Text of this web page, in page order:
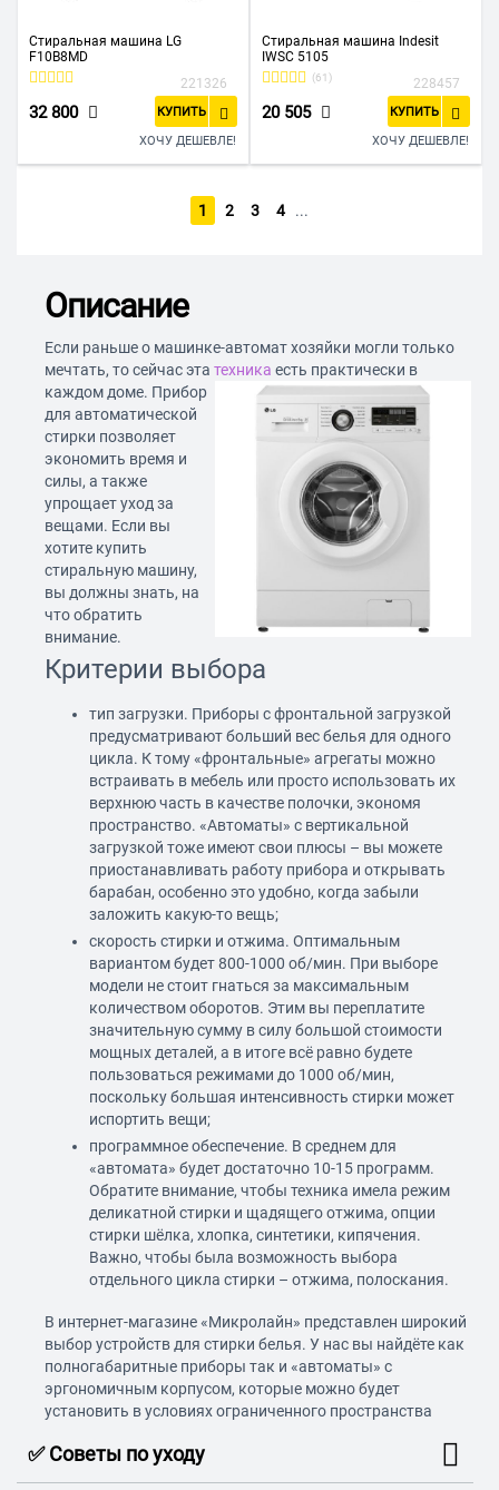
Стиральная машина LG
F10B8MD
221326
32 800 КУПИТЬ
ХОЧУ ДЕШЕВЛЕ!
Стиральная машина Indesit
IWSC 5105
(61) 228457
20 505 КУПИТЬ
ХОЧУ ДЕШЕВЛЕ!
1 2 3 4 ...
Описание
Если раньше о машинке-автомат хозяйки могли только
мечтать, то сейчас эта техника есть практически в
каждом доме. Прибор
для автоматической
стирки позволяет
экономить время и
силы, а также
упрощает уход за
вещами. Если вы
хотите купить
стиральную машину,
вы должны знать, на
что обратить
внимание.
Критерии выбора
тип загрузки. Приборы с фронтальной загрузкой
предусматривают больший вес белья для одного
цикла. К тому «фронтальные» агрегаты можно
встраивать в мебель или просто использовать их
верхнюю часть в качестве полочки, экономя
пространство. «Автоматы» с вертикальной
загрузкой тоже имеют свои плюсы – вы можете
приостанавливать работу прибора и открывать
барабан, особенно это удобно, когда забыли
заложить какую-то вещь;
скорость стирки и отжима. Оптимальным
вариантом будет 800-1000 об/мин. При выборе
модели не стоит гнаться за максимальным
количеством оборотов. Этим вы переплатите
значительную сумму в силу большой стоимости
мощных деталей, а в итоге всё равно будете
пользоваться режимами до 1000 об/мин,
поскольку большая интенсивность стирки может
испортить вещи;
программное обеспечение. В среднем для
«автомата» будет достаточно 10-15 программ.
Обратите внимание, чтобы техника имела режим
деликатной стирки и щадящего отжима, опции
стирки шёлка, хлопка, синтетики, кипячения.
Важно, чтобы была возможность выбора
отдельного цикла стирки – отжима, полоскания.
В интернет-магазине «Микролайн» представлен широкий
выбор устройств для стирки белья. У нас вы найдёте как
полногабаритные приборы так и «автоматы» с
эргономичным корпусом, которые можно будет
установить в условиях ограниченного пространства
✅ Советы по уходу